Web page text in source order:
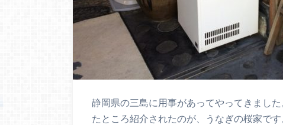
静岡県の三島に用事があってやってきまし
たところ紹介されたのが、うなぎの桜家で